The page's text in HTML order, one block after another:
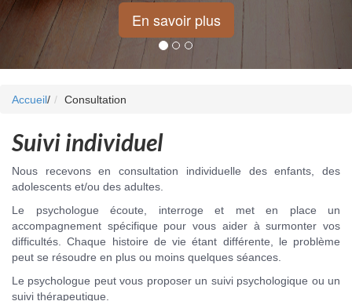
En savoir plus
Accueil/ Consultation
Suivi individuel
Nous recevons en consultation individuelle des enfants, des
adolescents et/ou des adultes.
Le psychologue écoute, interroge et met en place un
accompagnement spécifique pour vous aider à surmonter vos
difficultés. Chaque histoire de vie étant différente, le problème
peut se résoudre en plus ou moins quelques séances.
Le psychologue peut vous proposer un suivi psychologique ou un
suivi thérapeutique.